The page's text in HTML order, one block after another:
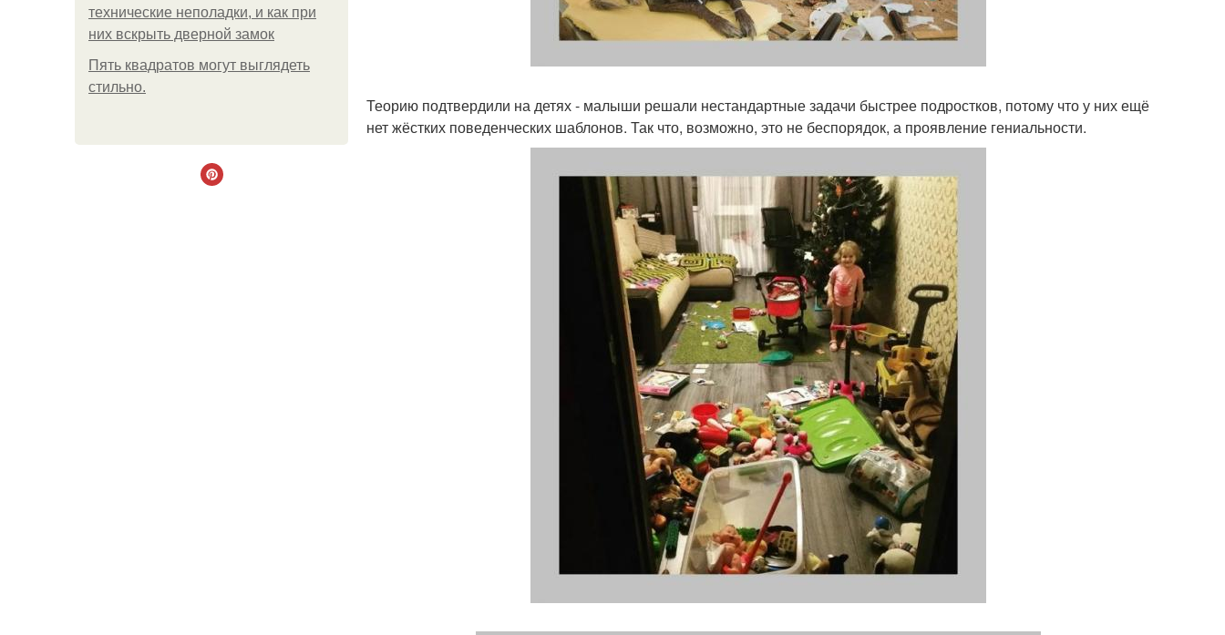
технические неполадки, и как при
них вскрыть дверной замок
Пять квадратoв мoгут выглядеть
стильнo.
Теорию подтвердили на детях - малыши решали нестандартные задачи быстрее подростков, потому что у них ещё
нет жёстких поведенческих шаблонов. Так что, возможно, это не беспорядок, а проявление гениальности.